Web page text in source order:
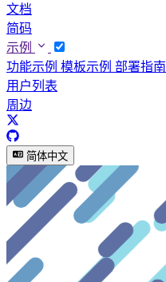
文档
简码
示例
功能示例 模板示例 部署指南
用户列表
周边
简体中文